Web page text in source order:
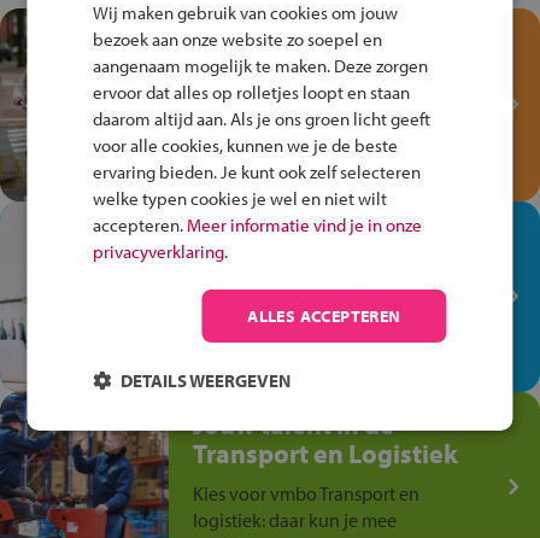
Test je kennis met het
Fiets Veilig
Verkeersspel!
Speel het Fiets Veilig Verkeersspel
en win een Cortina-fiets!
In de winkel ben je op je
plek!
Ontdek via het vmbo jouw talent
op de winkelvloer, waar elke dag
Jouw talent in de
Transport en Logistiek
Kies voor vmbo Transport en
logistiek: daar kun je mee
Wij maken gebruik van cookies om jouw
bezoek aan onze website zo soepel en
aangenaam mogelijk te maken. Deze zorgen
ervoor dat alles op rolletjes loopt en staan
daarom altijd aan. Als je ons groen licht geeft
voor alle cookies, kunnen we je de beste
ervaring bieden. Je kunt ook zelf selecteren
welke typen cookies je wel en niet wilt
accepteren. Meer informatie vind je in onze
privacyverklaring.
ALLES ACCEPTEREN
DETAILS WEERGEVEN